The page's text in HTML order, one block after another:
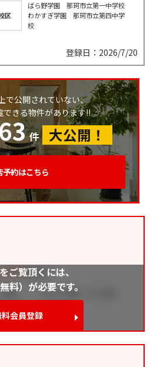
区
ばら野学園 那珂市立第一中学校
わかすぎ学園 那珂市立第四中学
校
登録日：2026/7/20
で公開されていない、
できる物件があります!!
件 大公開！
予約はこちら
ご覧頂くには、
料）が必要です。
会員登録